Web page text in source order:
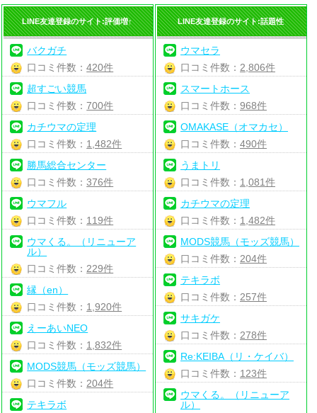
LINE友達登録のサイト:評価増↑
バクガチ
口コミ件数：420件
超すごい競馬
口コミ件数：700件
カチウマの定理
口コミ件数： 1,482件
勝馬総合センター
口コミ件数：376件
ウマフル
口コミ件数： 119件
ウマくる。（リニューア
ル）
口コミ件数： 229件
縁（en）
口コミ件数： 1,920件
えーあいNEO
口コミ件数： 1,832件
MODS競馬（モッズ競馬）
口コミ件数： 204件
テキラボ
LINE友達登録のサイト:話題性
ウマセラ
口コミ件数： 2,806件
スマートホース
口コミ件数： 968件
OMAKASE（オマカセ）
口コミ件数： 490件
うまトリ
口コミ件数： 1,081件
カチウマの定理
口コミ件数： 1,482件
MODS競馬（モッズ競馬）
口コミ件数： 204件
テキラボ
口コミ件数： 257件
サキガケ
口コミ件数： 278件
Re:KEIBA（リ・ケイバ）
口コミ件数： 123件
ウマくる。（リニューア
ル）